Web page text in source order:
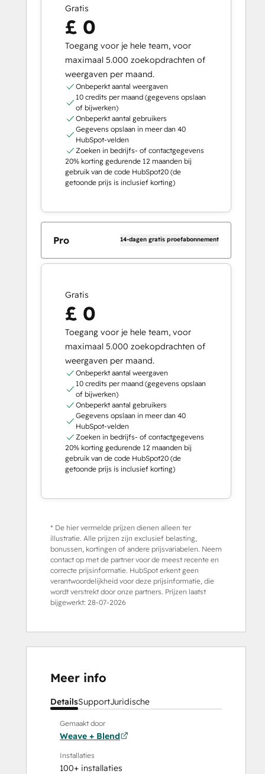
Gratis
£ 0
Toegang voor je hele team, voor
maximaal 5.000 zoekopdrachten of
weergaven per maand.
Onbeperkt aantal weergaven
10 credits per maand (gegevens opslaan
of bijwerken)
Onbeperkt aantal gebruikers
Gegevens opslaan in meer dan 40
HubSpot-velden
Zoeken in bedrijfs- of contactgegevens
20% korting gedurende 12 maanden bij
gebruik van de code HubSpot20 (de
getoonde prijs is inclusief korting)
Pro 14-dagen gratis proefabonnement
Gratis
£ 0
Toegang voor je hele team, voor
maximaal 5.000 zoekopdrachten of
weergaven per maand.
Onbeperkt aantal weergaven
10 credits per maand (gegevens opslaan
of bijwerken)
Onbeperkt aantal gebruikers
Gegevens opslaan in meer dan 40
HubSpot-velden
Zoeken in bedrijfs- of contactgegevens
20% korting gedurende 12 maanden bij
gebruik van de code HubSpot20 (de
getoonde prijs is inclusief korting)
* De hier vermelde prijzen dienen alleen ter
illustratie. Alle prijzen zijn exclusief belasting,
bonussen, kortingen of andere prijsvariabelen. Neem
contact op met de partner voor de meest recente en
correcte prijsinformatie. HubSpot erkent geen
verantwoordelijkheid voor deze prijsinformatie, die
wordt verstrekt door onze partners. Prijzen laatst
bijgewerkt: 28-07-2026
Meer info
DetailsSupportJuridische
Gemaakt door
Weave + Blend
Installaties
100+ installaties